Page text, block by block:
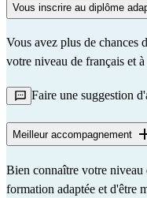
Vous inscrire au diplôme
Vous avez plus de chances
votre niveau de français et
Faire une suggestion
Meilleur accompagnement
Bien connaître votre niveau
formation adaptée et d'être